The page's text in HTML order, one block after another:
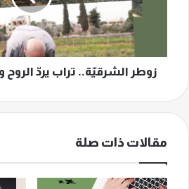
وذكريات
زوطر الشرقيّة.. تراب يردّ الروح
مقالات ذات صلة